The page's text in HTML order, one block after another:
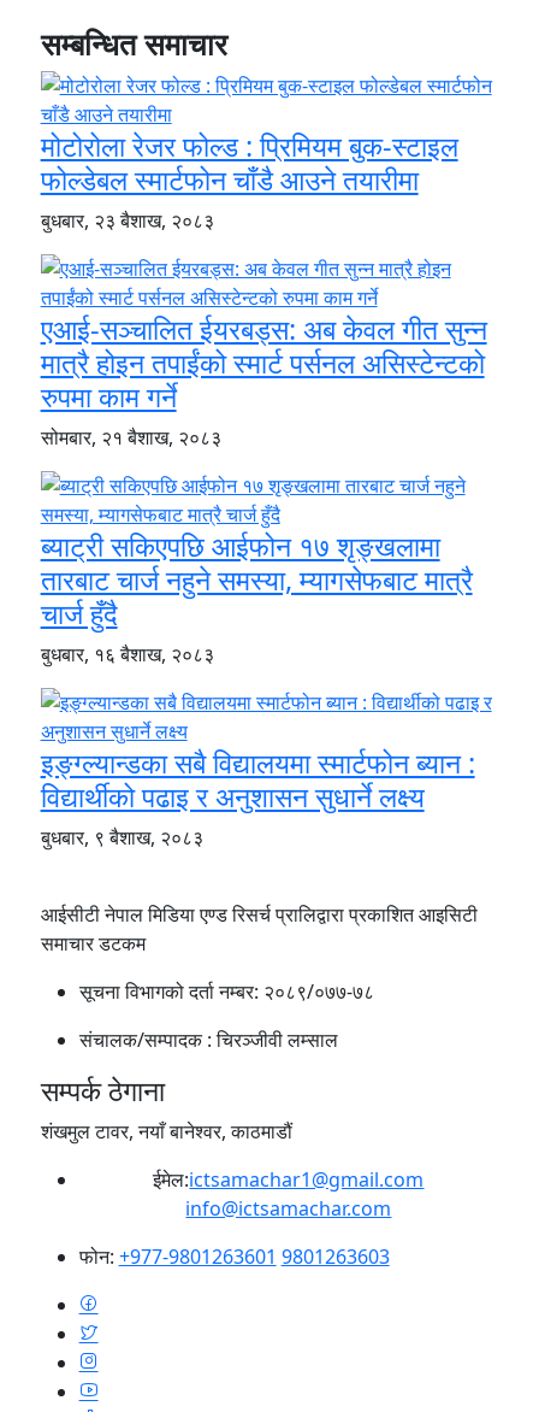
सम्बन्धित समाचार
मोटोरोला रेजर फोल्ड : प्रिमियम बुक-स्टाइल
फोल्डेबल स्मार्टफोन चाँडै आउने तयारीमा
बुधबार, २३ बैशाख, २०८३
एआई-सञ्चालित ईयरबड्स: अब केवल गीत सुन्न
मात्रै होइन तपाईंको स्मार्ट पर्सनल असिस्टेन्टको
रुपमा काम गर्ने
सोमबार, २१ बैशाख, २०८३
ब्याट्री सकिएपछि आईफोन १७ शृङ्खलामा
तारबाट चार्ज नहुने समस्या, म्यागसेफबाट मात्रै
चार्ज हुँदै
बुधबार, १६ बैशाख, २०८३
इङ्ग्ल्यान्डका सबै विद्यालयमा स्मार्टफोन ब्यान :
विद्यार्थीको पढाइ र अनुशासन सुधार्ने लक्ष्य
बुधबार, ९ बैशाख, २०८३
आईसीटी नेपाल मिडिया एण्ड रिसर्च प्रालिद्वारा प्रकाशित आइसिटी
समाचार डटकम
सूचना विभागको दर्ता नम्बर: २०८९/०७७-७८
संचालक/सम्पादक :चिरञ्जीवी लम्साल
सम्पर्क ठेगाना
शंखमुल टावर, नयाँ बानेश्वर, काठमाडौं
ईमेल:ictsamachar1@gmail.com
info@ictsamachar.com
फोन: +977-9801263601 9801263603